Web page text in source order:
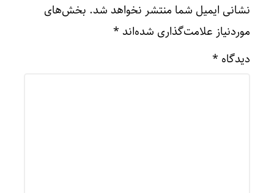
نشانی ایمیل شما منتشر نخواهد شد. بخش‌های
موردنیاز علامت‌گذاری شده‌اند *
دیدگاه *